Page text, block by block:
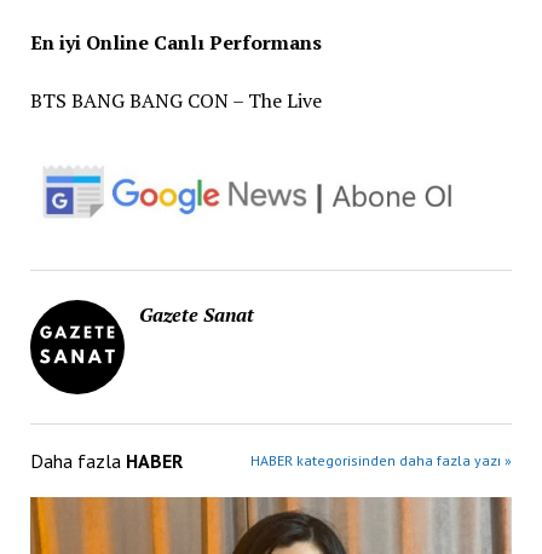
En iyi Online Canlı Performans
BTS BANG BANG CON – The Live
Gazete Sanat
Daha fazla HABER HABER kategorisinden daha fazla yazı »